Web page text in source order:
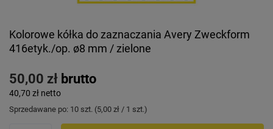
Kolorowe kółka do zaznaczania Avery Zweckform
416etyk./op. ø8 mm / zielone
50,00 zł brutto
40,70 zł netto
Sprzedawane po: 10 szt. (5,00 zł / 1 szt.)